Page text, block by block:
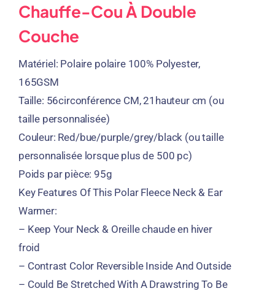
Chauffe-Cou À Double
Couche
Matériel: Polaire polaire 100% Polyester,
165GSM
Taille: 56circonférence CM, 21hauteur cm (ou
taille personnalisée)
Couleur: Red/bue/purple/grey/black (ou taille
personnalisée lorsque plus de 500 pc)
Poids par pièce: 95g
Key Features Of This Polar Fleece Neck & Ear
Warmer:
– Keep Your Neck & Oreille chaude en hiver
froid
– Contrast Color Reversible Inside And Outside
– Could Be Stretched With A Drawstring To Be